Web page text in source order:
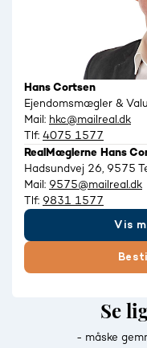
Hans Cortsen
Ejendomsmægler &
Mail: hkc@mailreal.dk
Tlf: 4075 1577
RealMæglerne Hans
Hadsundvej 26, 9575
Mail: 9575@mailreal.dk
Tlf: 9831 1577
Vis
Se
- måske